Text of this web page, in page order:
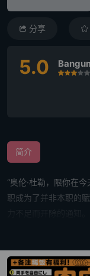
分享
5.0
很差较差还行
推荐
力荐
简介
“奥伦·杜勒，限你在
职成为了并非本职的
水平，没有什么突出
精”。在独自开始重新